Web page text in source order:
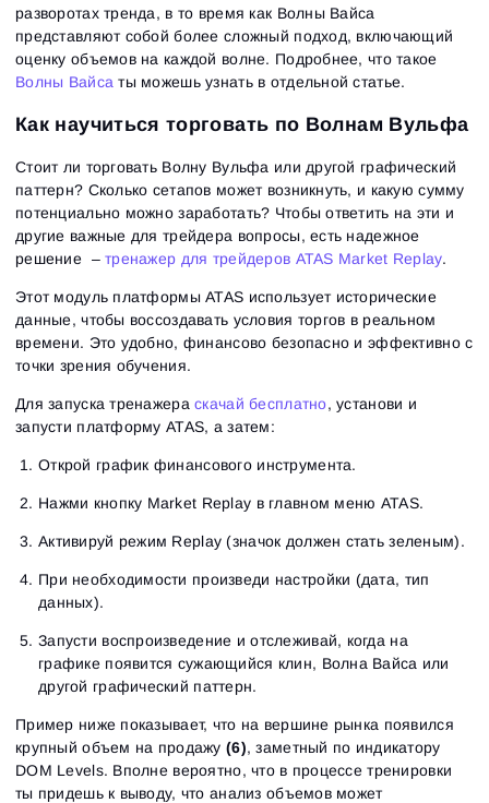
разворотах тренда, в то время как Волны Вайса
представляют собой более сложный подход, включающий
оценку объемов на каждой волне. Подробнее, что такое
Волны Вайса ты можешь узнать в отдельной статье.
Как научиться торговать по Волнам Вульфа
Стоит ли торговать Волну Вульфа или другой графический
паттерн? Сколько сетапов может возникнуть, и какую сумму
потенциально можно заработать? Чтобы ответить на эти и
другие важные для трейдера вопросы, есть надежное
решение –тренажер для трейдеров ATAS Market Replay.
Этот модуль платформы ATAS использует исторические
данные, чтобы воссоздавать условия торгов в реальном
времени. Это удобно, финансово безопасно и эффективно с
точки зрения обучения.
Для запуска тренажераскачай бесплатно, установи и
запусти платформу ATAS, а затем:
Открой график финансового инструмента.
Нажми кнопку Market Replay в главном меню ATAS.
Активируй режим Replay (значок должен стать зеленым).
При необходимости произведи настройки (дата, тип
данных).
Запусти воспроизведение и отслеживай, когда на
графике появится сужающийся клин, Волна Вайса или
другой графический паттерн.
Пример ниже показывает, что на вершине рынка появился
крупный объем на продажу (6), заметный по индикатору
DOM Levels. Вполне вероятно, что в процессе тренировки
ты придешь к выводу, что анализ объемов может